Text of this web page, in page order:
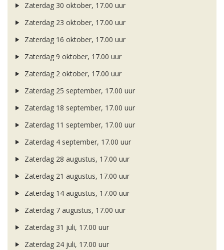
Zaterdag 30 oktober, 17.00 uur
Zaterdag 23 oktober, 17.00 uur
Zaterdag 16 oktober, 17.00 uur
Zaterdag 9 oktober, 17.00 uur
Zaterdag 2 oktober, 17.00 uur
Zaterdag 25 september, 17.00 uur
Zaterdag 18 september, 17.00 uur
Zaterdag 11 september, 17.00 uur
Zaterdag 4 september, 17.00 uur
Zaterdag 28 augustus, 17.00 uur
Zaterdag 21 augustus, 17.00 uur
Zaterdag 14 augustus, 17.00 uur
Zaterdag 7 augustus, 17.00 uur
Zaterdag 31 juli, 17.00 uur
Zaterdag 24 juli, 17.00 uur